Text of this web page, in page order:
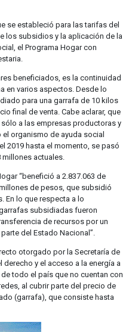
se estableció para las tarifas del
los subsidios y la aplicación de la
el Programa Hogar con
beneficiados, es la continuidad
en varios aspectos. Desde lo
para una garrafa de 10 kilos
final de venta. Cabe aclarar, que
a las empresas productoras y
organismo de ayuda social
2019 hasta el momento, se pasó
actuales.
“benefició a 2.837.063 de
de pesos, que subsidió
En lo que respecta a lo
subsidiadas fueron
de recursos por un
del Estado Nacional”.
otorgado por la Secretaría de
derecho y el acceso a la energía a
todo el país que no cuentan con
al cubrir parte del precio de
(garrafa), que consiste hasta